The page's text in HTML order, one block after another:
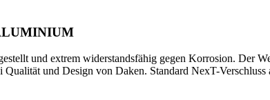
und extrem widerstandsfähig gegen Korrosion. Der
und Design von Daken. Standard NexT-Verschluss